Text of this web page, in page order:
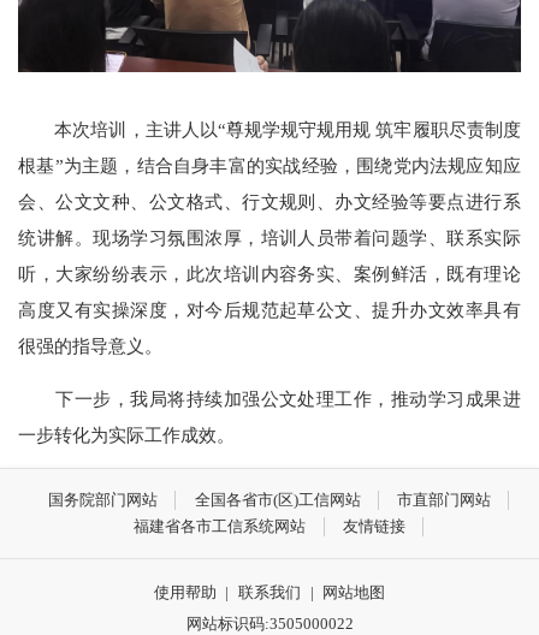
本次培训，主讲人以“尊规学规守规用规 筑牢履职尽责制度
根基”为主题，结合自身丰富的实战经验，围绕党内法规应知应
会、公文文种、公文格式、行文规则、办文经验等要点进行系
统讲解。现场学习氛围浓厚，培训人员带着问题学、联系实际
听，大家纷纷表示，此次培训内容务实、案例鲜活，既有理论
高度又有实操深度，对今后规范起草公文、提升办文效率具有
很强的指导意义。
下一步，我局将持续加强公文处理工作，推动学习成果进
一步转化为实际工作成效。
国务院部门网站 全国各省市(区)工信网站
市直部门网站
福建省各市工信系统网站
友情链接
使用帮助 | 联系我们 |
网站地图
网站标识码:3505000022